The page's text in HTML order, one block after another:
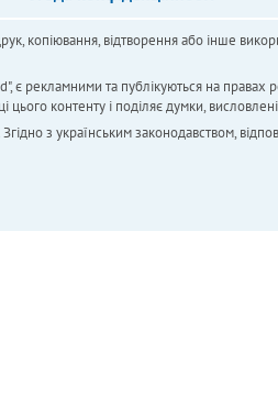
копіювання, відтворення або інше
рекламними та публікуються на правах
контенту і поділяє думки,
з українським законодавством,